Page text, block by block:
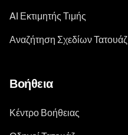
AI Εκτιμητής Τιμής
Αναζήτηση Σχεδίων Τατουάζ
Βοήθεια
Κέντρο Βοήθειας